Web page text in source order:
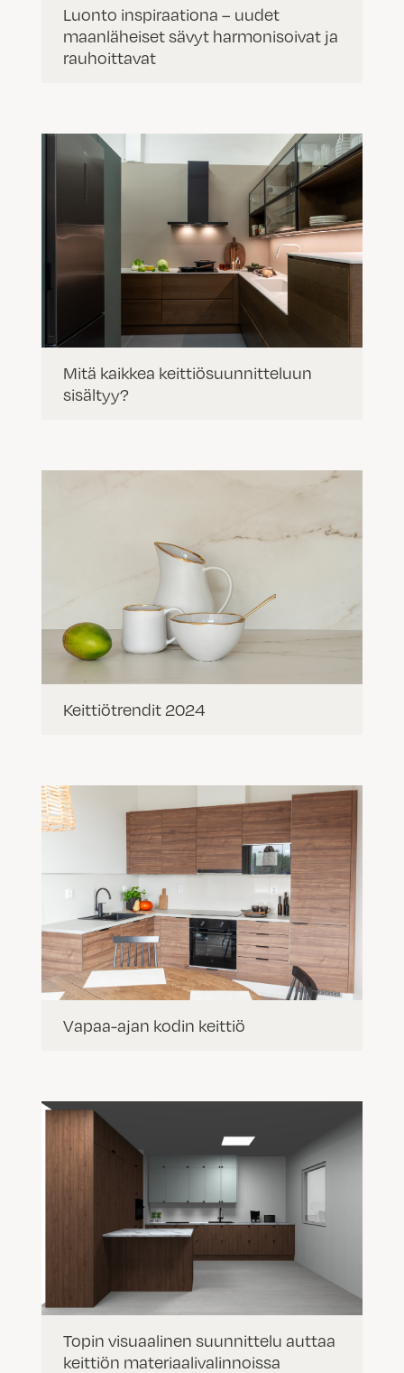
Luonto inspiraationa – uudet
maanläheiset sävyt harmonisoivat ja
rauhoittavat
Mitä kaikkea keittiösuunnitteluun
sisältyy?
Keittiötrendit 2024
Vapaa-ajan kodin keittiö
Topin visuaalinen suunnittelu auttaa
keittiön materiaalivalinnoissa